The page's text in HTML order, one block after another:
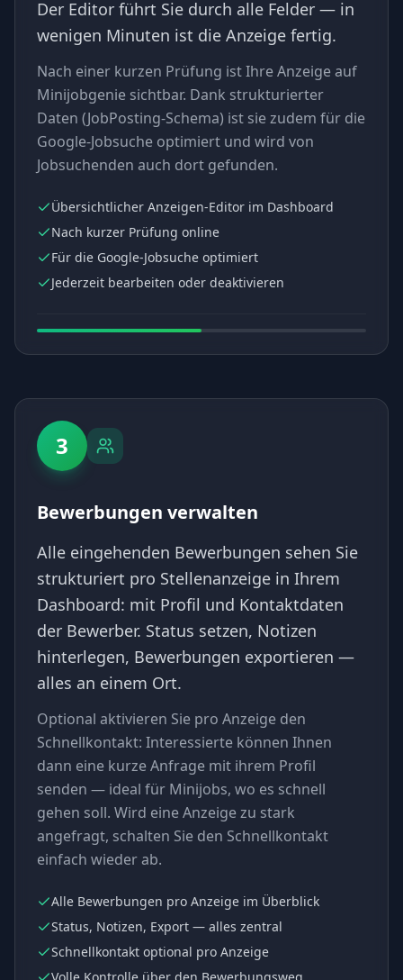
Der Editor führt Sie durch alle Felder — in
wenigen Minuten ist die Anzeige fertig.
Nach einer kurzen Prüfung ist Ihre Anzeige auf
Minijobgenie sichtbar. Dank strukturierter
Daten (JobPosting-Schema) ist sie zudem für die
Google-Jobsuche optimiert und wird von
Jobsuchenden auch dort gefunden.
Übersichtlicher Anzeigen-Editor im Dashboard
Nach kurzer Prüfung online
Für die Google-Jobsuche optimiert
Jederzeit bearbeiten oder deaktivieren
3
Bewerbungen verwalten
Alle eingehenden Bewerbungen sehen Sie
strukturiert pro Stellenanzeige in Ihrem
Dashboard: mit Profil und Kontaktdaten
der Bewerber. Status setzen, Notizen
hinterlegen, Bewerbungen exportieren —
alles an einem Ort.
Optional aktivieren Sie pro Anzeige den
Schnellkontakt: Interessierte können Ihnen
dann eine kurze Anfrage mit ihrem Profil
senden — ideal für Minijobs, wo es schnell
gehen soll. Wird eine Anzeige zu stark
angefragt, schalten Sie den Schnellkontakt
einfach wieder ab.
Alle Bewerbungen pro Anzeige im Überblick
Status, Notizen, Export — alles zentral
Schnellkontakt optional pro Anzeige